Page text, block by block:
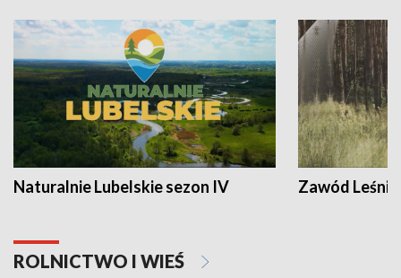
Naturalnie Lubelskie sezon IV Zawód Leśnik
ROLNICTWO I WIEŚ